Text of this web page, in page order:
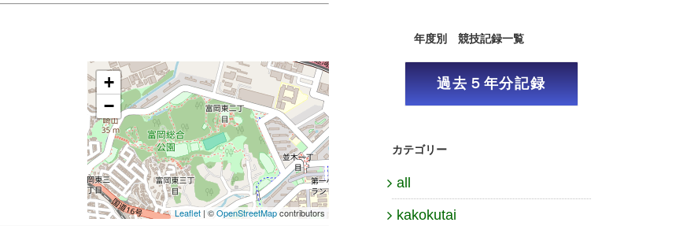
+
−
Leaflet | ©OpenStreetMapcontributors
年度別 競技記録一覧
過去５年分記録
カテゴリー
all
kakokutai